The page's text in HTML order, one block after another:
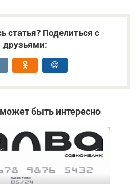
статья? Поделиться с
друзьями:
быть интересно